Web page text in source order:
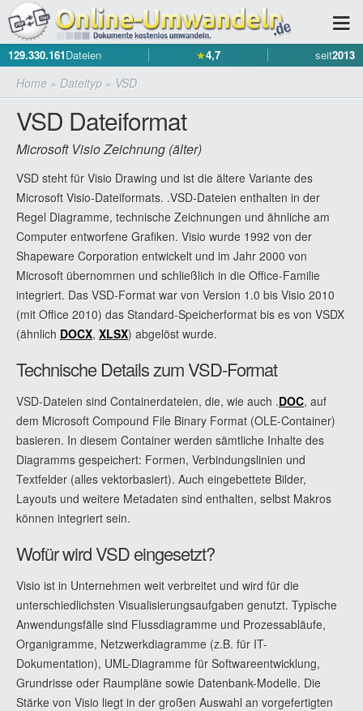
129.330.161Dateien ★4,7 seit2013
Home » Dateityp » VSD
VSD Dateiformat
Microsoft Visio Zeichnung (älter)
VSD steht für Visio Drawing und ist die ältere Variante des
Microsoft Visio-Dateiformats. .VSD-Dateien enthalten in der
Regel Diagramme, technische Zeichnungen und ähnliche am
Computer entworfene Grafiken. Visio wurde 1992 von der
Shapeware Corporation entwickelt und im Jahr 2000 von
Microsoft übernommen und schließlich in die Office-Familie
integriert. Das VSD-Format war von Version 1.0 bis Visio 2010
(mit Office 2010) das Standard-Speicherformat bis es von VSDX
(ähnlich DOCX, XLSX) abgelöst wurde.
Technische Details zum VSD-Format
VSD-Dateien sind Containerdateien, die, wie auch .DOC, auf
dem Microsoft Compound File Binary Format (OLE-Container)
basieren. In diesem Container werden sämtliche Inhalte des
Diagramms gespeichert: Formen, Verbindungslinien und
Textfelder (alles vektorbasiert). Auch eingebettete Bilder,
Layouts und weitere Metadaten sind enthalten, selbst Makros
können integriert sein.
Wofür wird VSD eingesetzt?
Visio ist in Unternehmen weit verbreitet und wird für die
unterschiedlichsten Visualisierungsaufgaben genutzt. Typische
Anwendungsfälle sind Flussdiagramme und Prozessabläufe,
Organigramme, Netzwerkdiagramme (z.B. für IT-
Dokumentation), UML-Diagramme für Softwareentwicklung,
Grundrisse oder Raumpläne sowie Datenbank-Modelle. Die
Stärke von Visio liegt in der großen Auswahl an vorgefertigten